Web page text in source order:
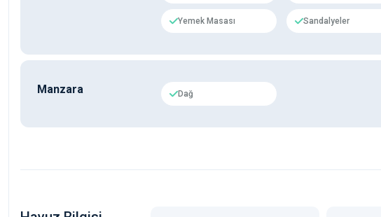
Yemek Masası Sandalyeler
Manzara Dağ